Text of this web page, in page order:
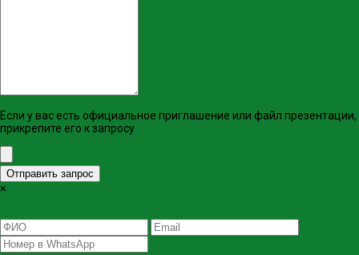
Если у вас есть официальное приглашение или файл презентации,
прикрепите его к запросу
Отправить запрос
×